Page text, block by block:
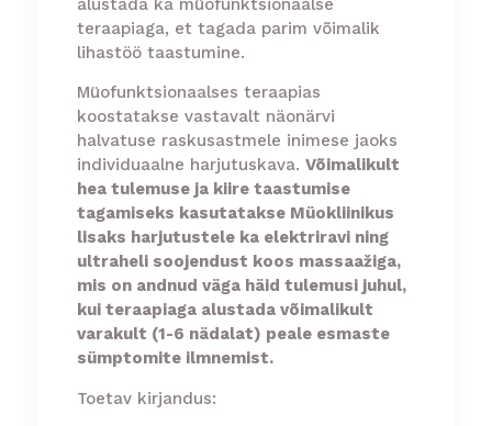
alustada ka müofunktsionaalse
teraapiaga, et tagada parim võimalik
lihastöö taastumine.
Müofunktsionaalses teraapias
koostatakse vastavalt näonärvi
halvatuse raskusastmele inimese jaoks
individuaalne harjutuskava. Võimalikult
hea tulemuse ja kiire taastumise
tagamiseks kasutatakse Müokliinikus
lisaks harjutustele ka elektriravi ning
ultraheli soojendust koos massaažiga,
mis on andnud väga häid tulemusi juhul,
kui teraapiaga alustada võimalikult
varakult (1-6 nädalat) peale esmaste
sümptomite ilmnemist.
Toetav kirjandus: